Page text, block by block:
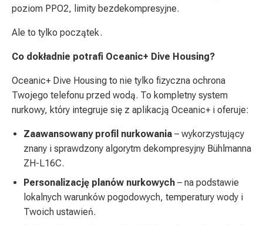
poziom PPO2, limity bezdekompresyjne.
Ale to tylko początek.
Co dokładnie potrafi Oceanic+ Dive Housing?
Oceanic+ Dive Housing to nie tylko fizyczna ochrona
Twojego telefonu przed wodą. To kompletny system
nurkowy, który integruje się z aplikacją Oceanic+ i oferuje:
Zaawansowany profil nurkowania – wykorzystujący
znany i sprawdzony algorytm dekompresyjny Bühlmanna
ZH-L16C.
Personalizację planów nurkowych – na podstawie
lokalnych warunków pogodowych, temperatury wody i
Twoich ustawień.